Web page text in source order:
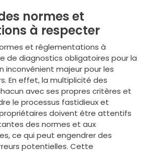
normes et
à respecter
et réglementations à
de diagnostics obligatoires pour la
inconvénient majeur pour les
En effet, la multiplicité des
avec ses propres critères et
le processus fastidieux et
propriétaires doivent être attentifs
des normes et aux
ce qui peut engendrer des
potentielles. Cette